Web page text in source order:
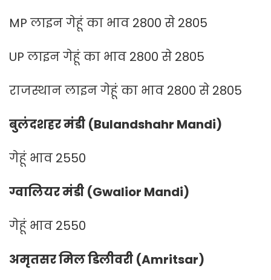
MP लाइन गेहूं का भाव 2800 से 2805
UP लाइन गेहूं का भाव 2800 से 2805
राजस्थान लाइन गेहूं का भाव 2800 से 2805
बुलंदशहर मंडी (Bulandshahr Mandi)
गेहूं भाव 2550
ग्वालियर मंडी (Gwalior Mandi)
गेहूं भाव 2550
अमृतसर मिल डिलीवरी (Amritsar)